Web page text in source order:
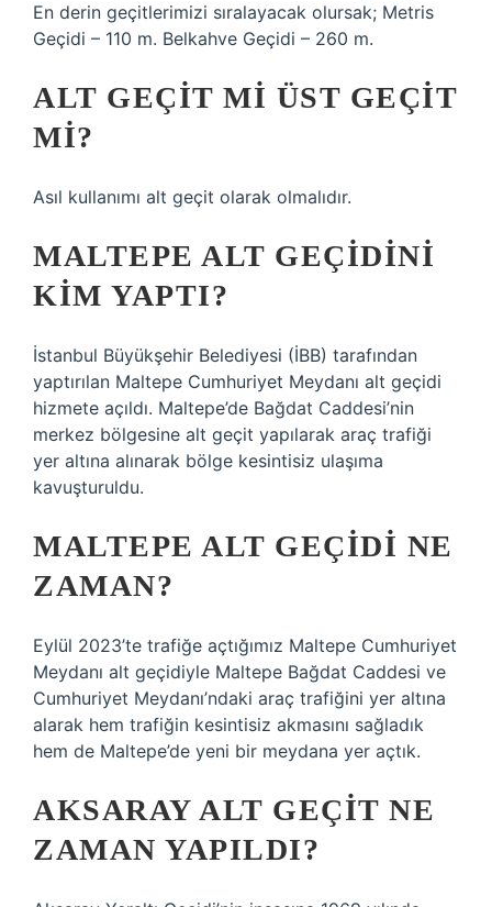
En derin geçitlerimizi sıralayacak olursak; Metris
Geçidi – 110 m. Belkahve Geçidi – 260 m.
ALT GEÇIT MI ÜST GEÇIT
MI?
Asıl kullanımı alt geçit olarak olmalıdır.
MALTEPE ALT GEÇIDINI
KIM YAPTI?
İstanbul Büyükşehir Belediyesi (İBB) tarafından
yaptırılan Maltepe Cumhuriyet Meydanı alt geçidi
hizmete açıldı. Maltepe’de Bağdat Caddesi’nin
merkez bölgesine alt geçit yapılarak araç trafiği
yer altına alınarak bölge kesintisiz ulaşıma
kavuşturuldu.
MALTEPE ALT GEÇIDI NE
ZAMAN?
Eylül 2023’te trafiğe açtığımız Maltepe Cumhuriyet
Meydanı alt geçidiyle Maltepe Bağdat Caddesi ve
Cumhuriyet Meydanı’ndaki araç trafiğini yer altına
alarak hem trafiğin kesintisiz akmasını sağladık
hem de Maltepe’de yeni bir meydana yer açtık.
AKSARAY ALT GEÇIT NE
ZAMAN YAPILDI?